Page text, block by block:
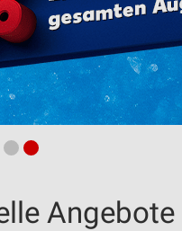
Angebote